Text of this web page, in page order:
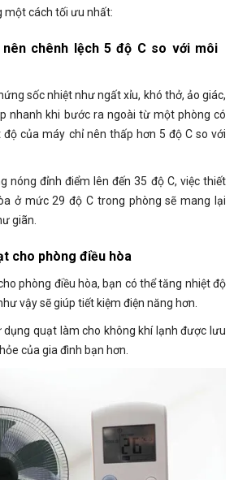
một cách tối ưu nhất:
chênh lệch 5 độ C so với môi
sốc nhiệt như ngất xỉu, khó thở, ảo giác,
nhanh khi bước ra ngoài từ một phòng có
độ của máy chỉ nên thấp hơn 5 độ C so với
nóng đỉnh điểm lên đến 35 độ C, việc thiết
ở mức 29 độ C trong phòng sẽ mang lại
giãn.
cho phòng điều hòa
phòng điều hòa, bạn có thể tăng nhiệt độ
vậy sẽ giúp tiết kiệm điện năng hơn.
dụng quạt làm cho không khí lạnh được lưu
của gia đình bạn hơn.